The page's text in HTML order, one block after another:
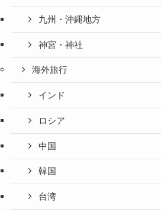
九州・沖縄地方
神宮・神社
海外旅行
インド
ロシア
中国
韓国
台湾